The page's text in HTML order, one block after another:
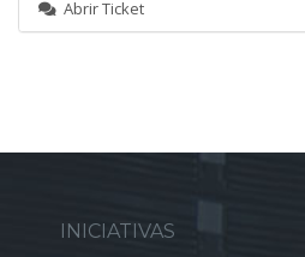
Abrir Ticket
INICIATIVAS